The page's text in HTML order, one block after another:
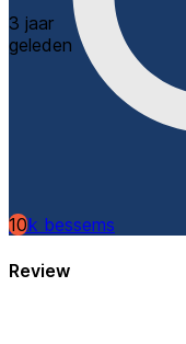
3 jaar
geleden
10
Erik bessems
Review